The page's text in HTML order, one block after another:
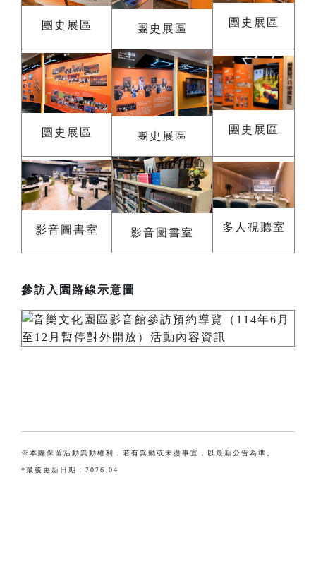
團史展區 團史展區
團史展區
團史展區 團史展區
團史展區
影音圖書室 影音圖書室 多人視聽室
參訪入園路線示意圖
※本團保留活動異動權利，若有異動或未盡事宜，以最新公告為準。
*最後更新日期：2026.04